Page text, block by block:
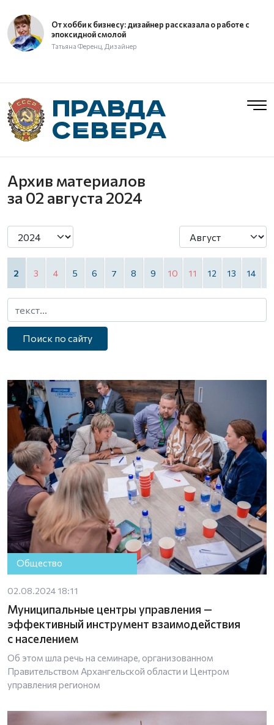
От хобби к бизнесу: дизайнер рассказала о работе с
эпоксидной смолой
Татьяна Ференц, Дизайнер
Архив материалов
за 02 августа 2024
2 3 4 5 6 7 8 9 10 11 12 13 14
Поиск по сайту
Общество
02.08.2024 18:11
Муниципальные центры управления —
эффективный инструмент взаимодействия
с населением
Об этом шла речь на семинаре, организованном
Правительством Архангельской области и Центром
управления регионом